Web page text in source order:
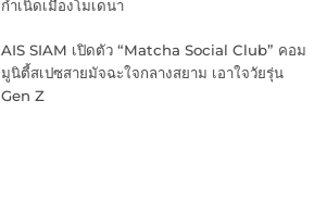
กำเนิดเมืองโมเดนา
AIS SIAM เปิดตัว “Matcha Social Club” คอม
มูนิตี้สเปซสายมัจฉะใจกลางสยาม เอาใจวัยรุ่น
Gen Z